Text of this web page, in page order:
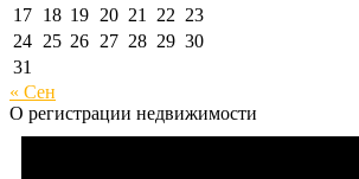
17 18 19 20 21 22 23
24 25 26 27 28 29 30
31
« Сен
О регистрации недвижимости